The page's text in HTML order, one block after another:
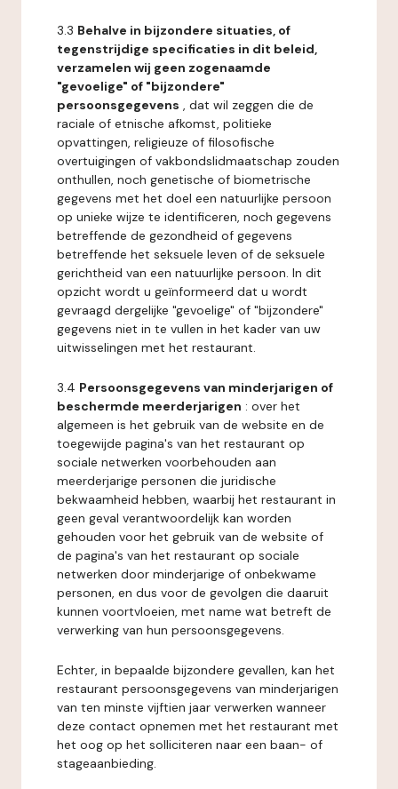
3.3 Behalve in bijzondere situaties, of
tegenstrijdige specificaties in dit beleid,
verzamelen wij geen zogenaamde
"gevoelige" of "bijzondere"
persoonsgegevens , dat wil zeggen die de
raciale of etnische afkomst, politieke
opvattingen, religieuze of filosofische
overtuigingen of vakbondslidmaatschap zouden
onthullen, noch genetische of biometrische
gegevens met het doel een natuurlijke persoon
op unieke wijze te identificeren, noch gegevens
betreffende de gezondheid of gegevens
betreffende het seksuele leven of de seksuele
gerichtheid van een natuurlijke persoon. In dit
opzicht wordt u geïnformeerd dat u wordt
gevraagd dergelijke "gevoelige" of "bijzondere"
gegevens niet in te vullen in het kader van uw
uitwisselingen met het restaurant.
3.4 Persoonsgegevens van minderjarigen of
beschermde meerderjarigen : over het
algemeen is het gebruik van de website en de
toegewijde pagina's van het restaurant op
sociale netwerken voorbehouden aan
meerderjarige personen die juridische
bekwaamheid hebben, waarbij het restaurant in
geen geval verantwoordelijk kan worden
gehouden voor het gebruik van de website of
de pagina's van het restaurant op sociale
netwerken door minderjarige of onbekwame
personen, en dus voor de gevolgen die daaruit
kunnen voortvloeien, met name wat betreft de
verwerking van hun persoonsgegevens.
Echter, in bepaalde bijzondere gevallen, kan het
restaurant persoonsgegevens van minderjarigen
van ten minste vijftien jaar verwerken wanneer
deze contact opnemen met het restaurant met
het oog op het solliciteren naar een baan- of
stageaanbieding.